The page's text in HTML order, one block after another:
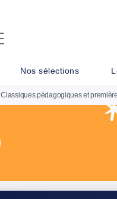
Nos sélections
Classiques pédagogiques et